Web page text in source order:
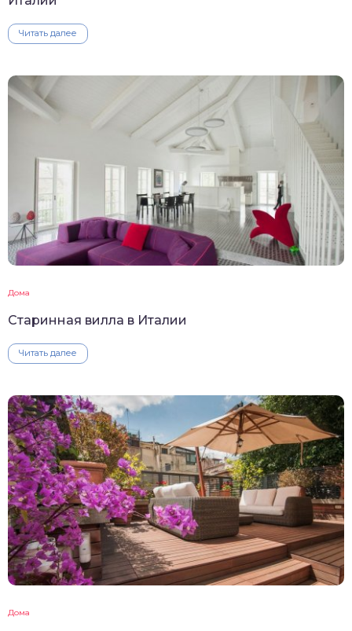
Читать далее
Дома
Старинная вилла в Италии
Читать далее
Дома